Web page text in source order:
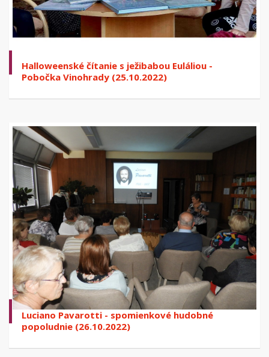
Halloweenské čítanie s ježibabou Euláliou -
Pobočka Vinohrady (25.10.2022)
Luciano Pavarotti - spomienkové hudobné
popoludnie (26.10.2022)